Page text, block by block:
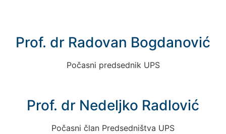
Prof. dr Radovan Bogdanović
Počasni predsednik UPS
Prof. dr Nedeljko Radlović
Počasni član Predsedništva UPS